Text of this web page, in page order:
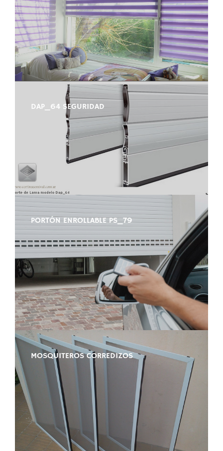
DAP_64 SEGURIDAD
PORTÓN ENROLLABLE PS_79
MOSQUITEROS CORREDIZOS